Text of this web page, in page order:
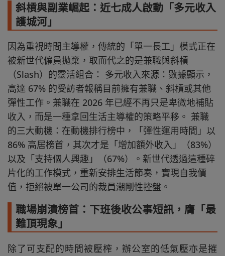
斜槓與副業崛起：近七成人啟動「多元收入
護城河」
因為重視時間主導權，傳統的「單一長工」模式正在
被新世代僱員拋棄，取而代之的是兼職與斜槓
（Slash）的靈活組合： 多元收入來源：數據顯示，
高達 67% 的受訪者報稱目前擁有兼職、斜槓或其他
彈性工作。兼職在 2026 年已經不再只是卑微地補貼
收入，而是一種拿回生活主導權的策略平移。 兼職
的三大動機：在動機排行榜中，「彈性運用時間」以
86% 高居榜首，其次才是「增加額外收入」（83%）
以及「支持個人興趣」（67%）。新世代透過這種碎
片化的工作模式，重新安排生活節奏，實現自我價
值，拒絕被單一公司的裁員潮剛性控盤。
職場崩潰榜首：下班後收公事短訊，膺「最
難頂現象」
除了可支配的時間被壓榨，辦公室的低氣壓亦是摧